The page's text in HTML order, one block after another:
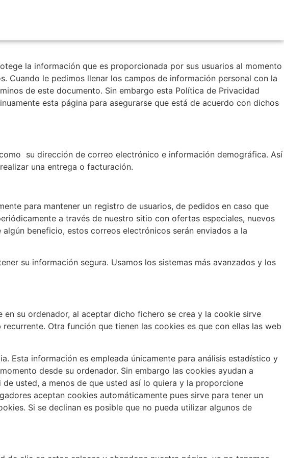
la información que es proporcionada por sus usuarios al momento
Cuando le pedimos llenar los campos de información personal con la
de este documento. Sin embargo esta Política de Privacidad
esta página para asegurarse que está de acuerdo con dichos
su dirección de correo electrónico e información demográfica. Así
una entrega o facturación.
para mantener un registro de usuarios, de pedidos en caso que
a través de nuestro sitio con ofertas especiales, nuevos
beneficio, estos correos electrónicos serán enviados a la
su información segura. Usamos los sistemas más avanzados y los
su ordenador, al aceptar dicho fichero se crea y la cookie sirve
Otra función que tienen las cookies es que con ellas las web
Esta información es empleada únicamente para análisis estadístico y
desde su ordenador. Sin embargo las cookies ayudan a
usted, a menos de que usted así lo quiera y la proporcione
aceptan cookies automáticamente pues sirve para tener un
Si se declinan es posible que no pueda utilizar algunos de